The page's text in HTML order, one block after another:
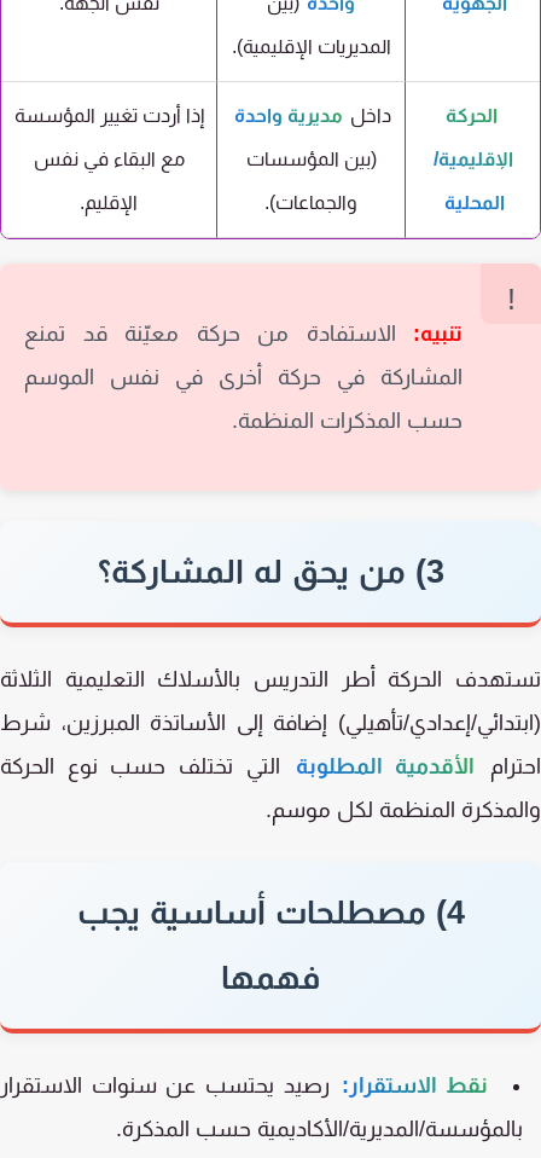
المديريات الإقليمية).
الحركة
الإقليمية/
المحلية
داخلمديرية واحدة
(بين المؤسسات
والجماعات).
إذا أردت تغيير المؤسسة
مع البقاء في نفس
الإقليم.
تنبيه:الاستفادة من حركة معيّنة قد تمنع
المشاركة في حركة أخرى في نفس الموسم
حسب المذكرات المنظمة.
الحركة أطر التدريس بالأسلاك التعليمية الثلاثة
إعدادي/تأهيلي) إضافة إلى الأساتذة المبرزين، شرط
الأقدمية المطلوبةالتي تختلف حسب نوع الحركة
المنظمة لكل موسم.
4) مصطلحات أساسية يجب
فهمها
نقط الاستقرار: رصيد يحتسب عن سنوات الاستقرار
المديرية/الأكاديمية حسب المذكرة.